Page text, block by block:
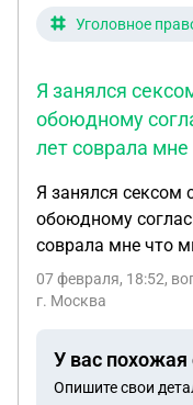
момент, знаю что
могу ли я сама
того как он
развели?
Уголовное
Я занялся
обоюдному
лет соврала
Я занялся сексом
обоюдному
соврала мне что
07 февраля, 18:52,
г. Москва
У вас похожая
Опишите свои